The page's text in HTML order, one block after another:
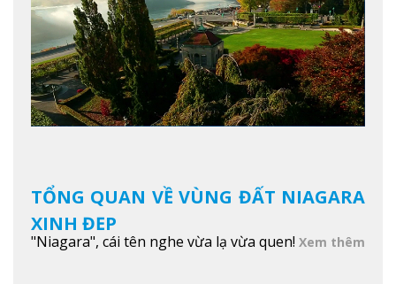
TỔNG QUAN VỀ VÙNG ĐẤT NIAGARA
XINH ĐẸP
"Niagara", cái tên nghe vừa lạ vừa quen! Xem thêm